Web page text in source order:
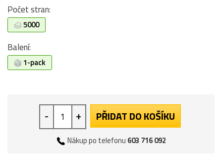
Počet stran:
5000
Balení:
1-pack
- + PŘIDAT DO KOŠÍKU
Nákup po telefonu 603 716 092